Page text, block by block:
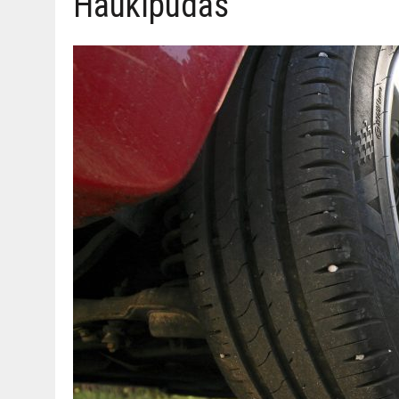
06.08.2026 | TOI­VEI­DEN KOTI IISTÄ!
06.08.2026 | KII­MIN­KI­PÄI­VÄT JÄR­JES­TE­TÄÄN PERIN­TEI­TÄ